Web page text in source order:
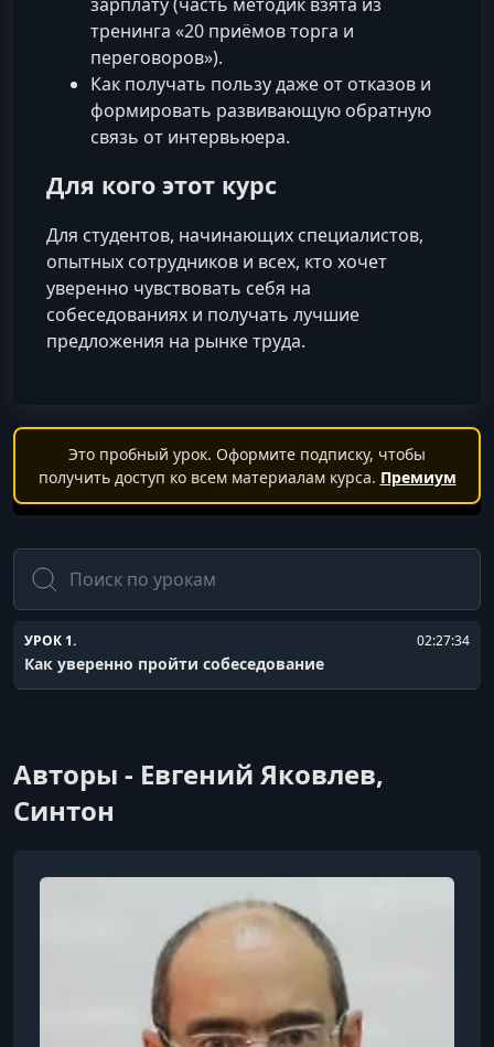
тренинга «20 приёмов торга и
переговоров»).
Как получать пользу даже от отказов и
формировать развивающую обратную
связь от интервьюера.
Для кого этот курс
Для студентов, начинающих специалистов,
опытных сотрудников и всех, кто хочет
уверенно чувствовать себя на
собеседованиях и получать лучшие
предложения на рынке труда.
Это пробный урок. Оформите подписку, чтобы
получить доступ ко всем материалам курса. Премиум
Поиск
УРОК 1. 02:27:34
Как уверенно пройти собеседование
Авторы - Евгений Яковлев,
Синтон